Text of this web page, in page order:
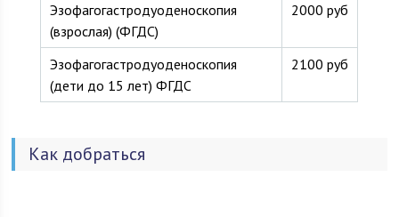
Эзофагогастродуоденоскопия
(взрослая) (ФГДС)
2000 руб
Эзофагогастродуоденоскопия
(дети до 15 лет) ФГДС
2100 руб
Как добраться